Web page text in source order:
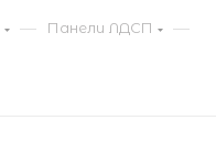
— Панели ЛДСП —